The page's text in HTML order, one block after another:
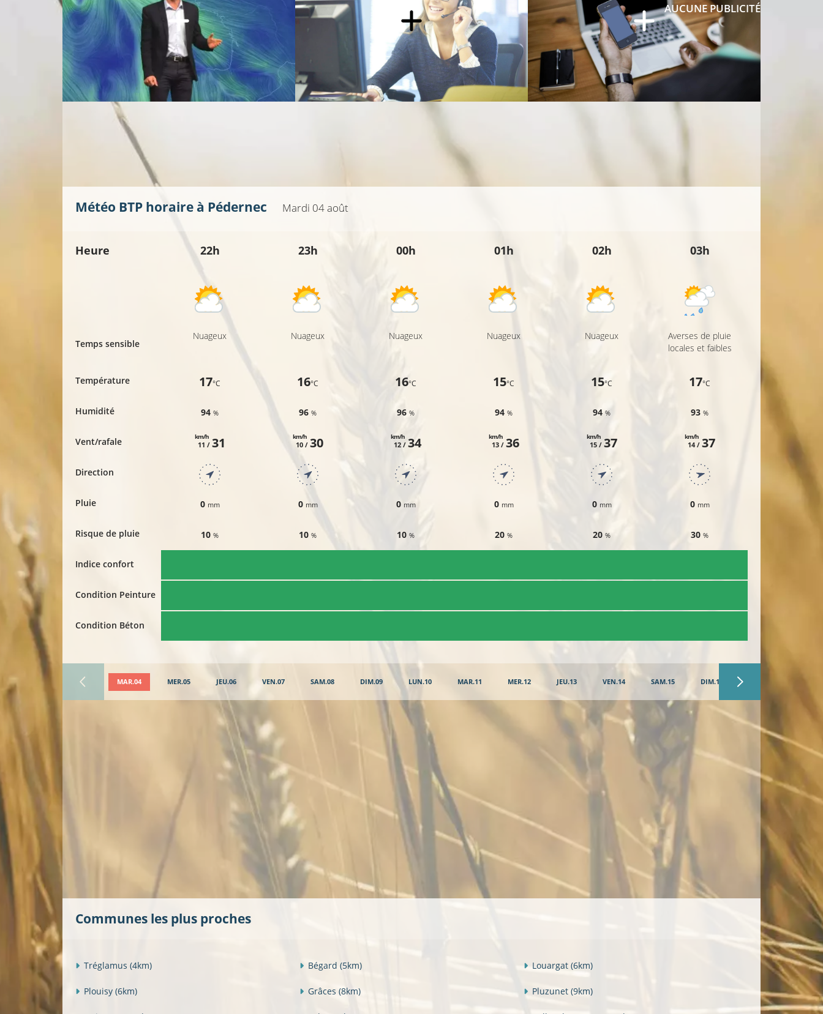
19°C
19°C
21°C
19°C
17°C
21°C
22°C
AUCUNE PUBLICITÉ
Météo BTP horaire à Pédernec Mardi 04 août
Heure
Temps sensible
Température
Humidité
Vent/rafale
Direction
Pluie
Risque de pluie
Indice confort
Condition Peinture
Condition Béton
22h
Nuageux
17°C
94%
11 /
km/h 31
0 mm
10%
23h
Nuageux
16°C
96%
10 /
km/h 30
0 mm
10%
00h
Nuageux
16°C
96%
12 /
km/h 34
0 mm
10%
01h
Nuageux
15°C
94%
13 /
km/h 36
0 mm
20%
02h
Nuageux
15°C
94%
15 /
km/h 37
0 mm
20%
03h
Averses de pluie
locales et faibles
17°C
93%
14 /
km/h 37
0 mm
30%
33
MAR.04 MER.05 JEU.06 VEN.07 SAM.08 DIM.09 LUN.10 MAR.11 MER.12 JEU.13 VEN.14 SAM.15 DIM.16
Communes les plus proches
Tréglamus (4km) Bégard (5km) Louargat (6km)
Plouisy (6km) Grâces (8km) Pluzunet (9km)